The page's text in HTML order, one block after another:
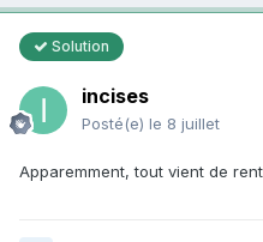
Solution
incises
Posté(e) le 8 juillet
Apparemment, tout vient de